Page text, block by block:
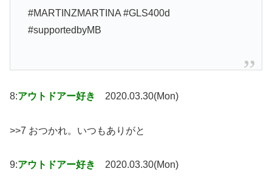
#MARTINZMARTINA #GLS400d
#supportedbyMB
8:アウトドアー好き 2020.03.30(Mon)
>>7 おつかれ。いつもありがと
9:アウトドアー好き 2020.03.30(Mon)